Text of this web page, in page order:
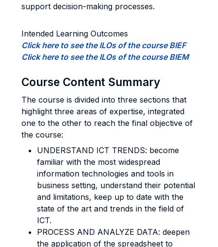
support decision-making processes.
Intended Learning Outcomes
Click here to see the ILOs of the course BIEF
Click here to see the ILOs of the course BIEM
Course Content Summary
The course is divided into three sections that
highlight three areas of expertise, integrated
one to the other to reach the final objective of
the course:
UNDERSTAND ICT TRENDS: become
familiar with the most widespread
information technologies and tools in
business setting, understand their potential
and limitations, keep up to date with the
state of the art and trends in the field of
ICT.
PROCESS AND ANALYZE DATA: deepen
the application of the spreadsheet to